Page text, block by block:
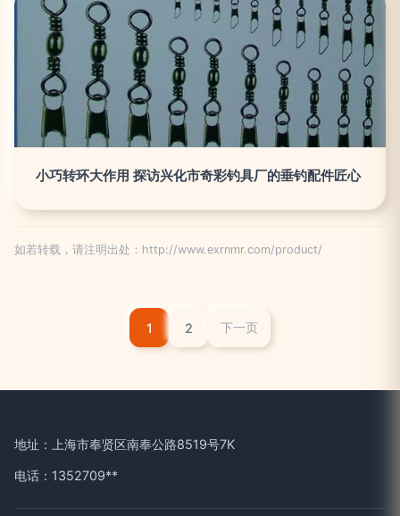
小巧转环大作用 探访兴化市奇彩钓具厂的垂钓配件匠心
如若转载，请注明出处：http://www.exrnmr.com/product/
1 2 下一页
地址：上海市奉贤区南奉公路8519号7K
电话：1352709**